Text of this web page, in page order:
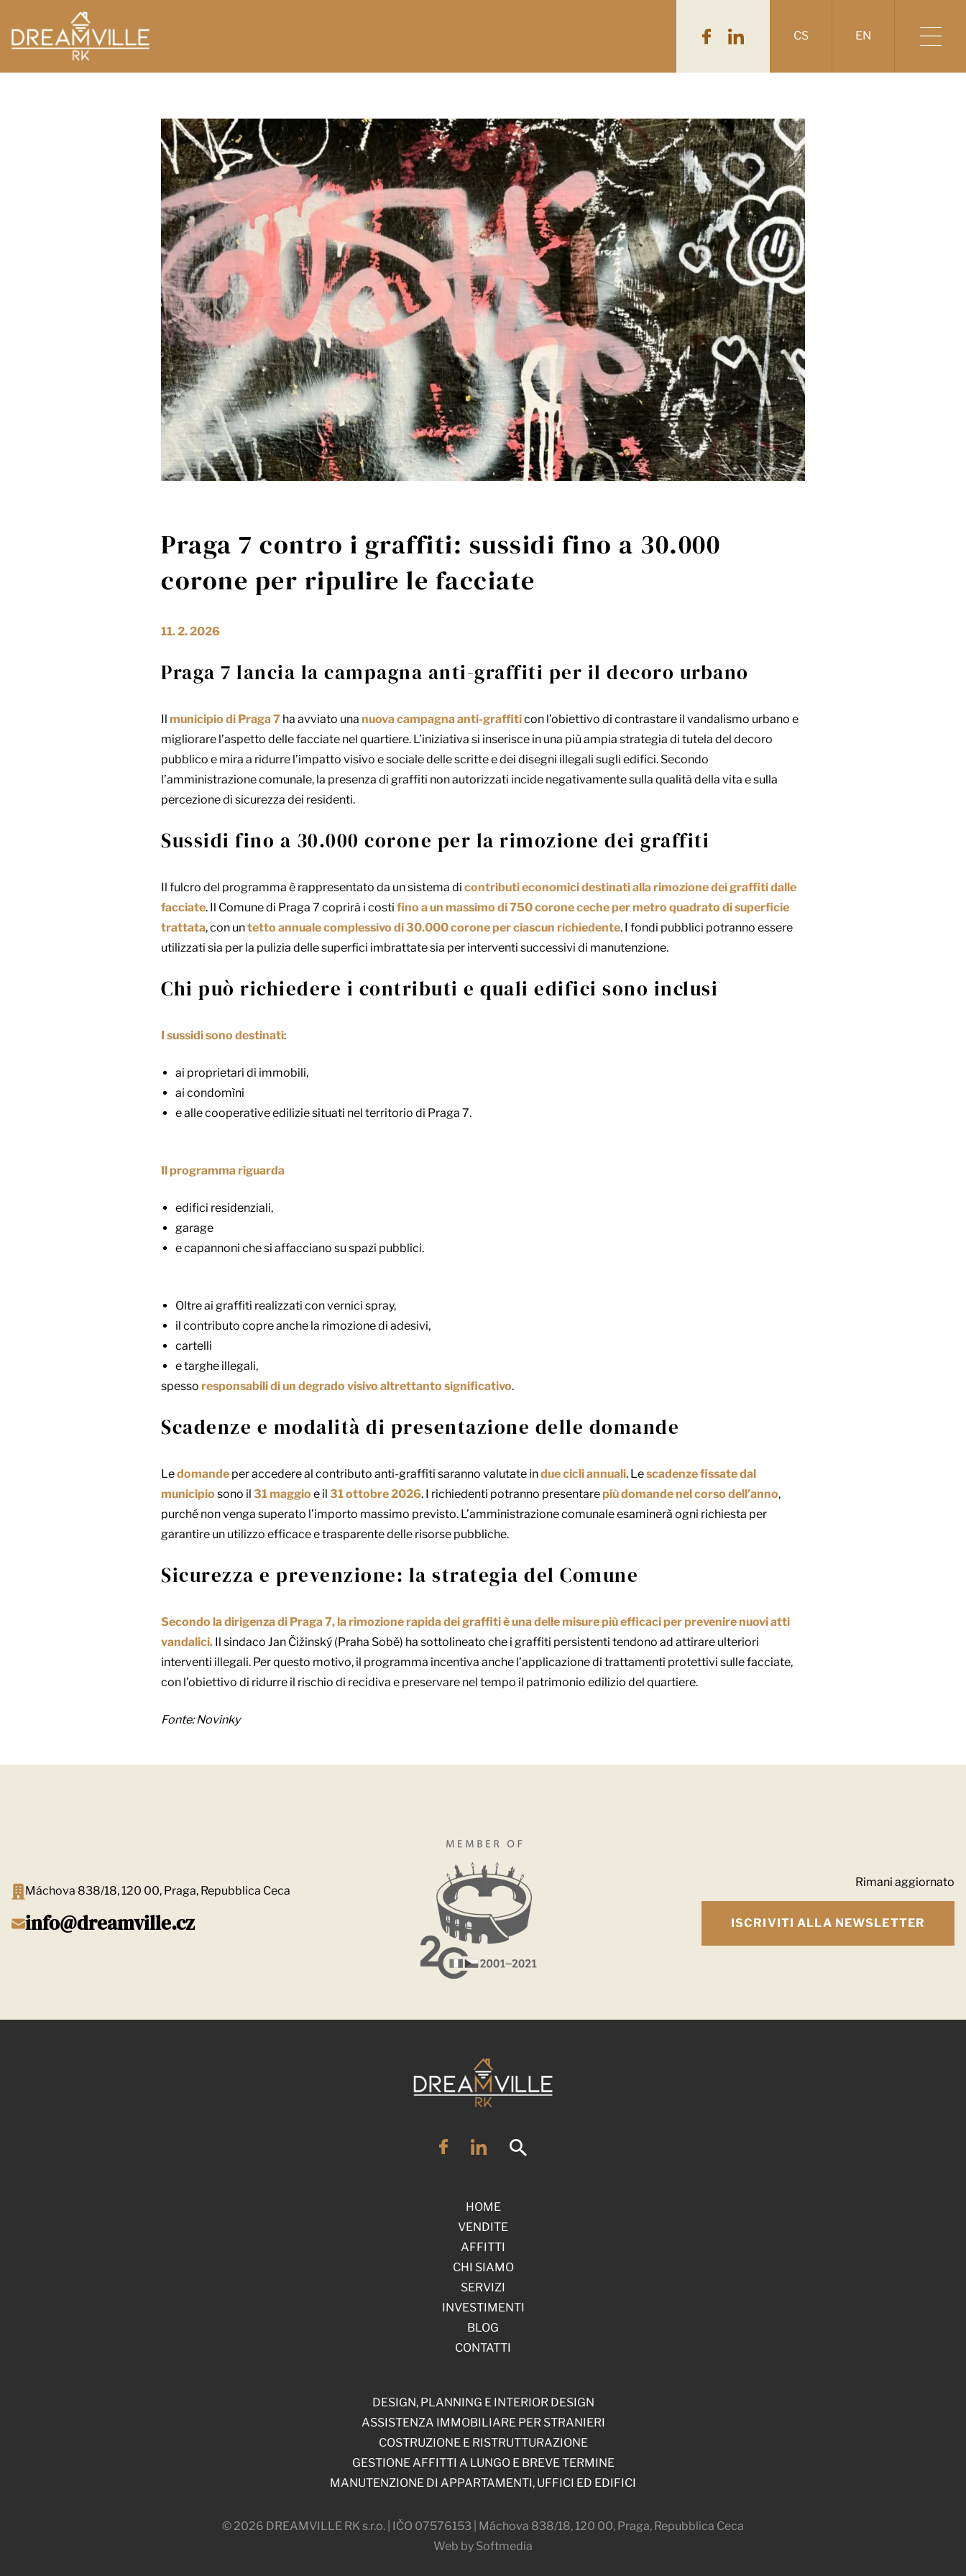
CS EN
Praga 7 contro i graffiti: sussidi fino a 30.000
corone per ripulire le facciate
11. 2. 2026
Praga 7 lancia la campagna anti-graffiti per il decoro urbano
Il municipio di Praga 7 ha avviato una nuova campagna anti-graffiticon l’obiettivo di contrastare il vandalismo urbano e
migliorare l’aspetto delle facciate nel quartiere. L’iniziativa si inserisce in una più ampia strategia di tutela del decoro
pubblico e mira a ridurre l’impatto visivo e sociale delle scritte e dei disegni illegali sugli edifici. Secondo
l’amministrazione comunale, la presenza di graffiti non autorizzati incide negativamente sulla qualità della vita e sulla
percezione di sicurezza dei residenti.
Sussidi fino a 30.000 corone per la rimozione dei graffiti
Il fulcro del programma è rappresentato da un sistema di contributi economici destinati alla rimozione dei graffiti dalle
facciate. Il Comune di Praga 7 coprirà i costi fino a un massimo di 750 corone ceche per metro quadrato di superficie
trattata, con untetto annuale complessivo di 30.000 corone per ciascun richiedente. I fondi pubblici potranno essere
utilizzati sia per la pulizia delle superfici imbrattate sia per interventi successivi di manutenzione.
Chi può richiedere i contributi e quali edifici sono inclusi
I sussidi sono destinati:
ai proprietari di immobili,
ai condomìni
e alle cooperative edilizie situati nel territorio di Praga 7.
Il programma riguarda
edifici residenziali,
garage
e capannoni che si affacciano su spazi pubblici.
Oltre ai graffiti realizzati con vernici spray,
il contributo copre anche la rimozione di adesivi,
cartelli
e targhe illegali,
spesso responsabili di un degrado visivo altrettanto significativo.
Scadenze e modalità di presentazione delle domande
Ledomande per accedere al contributo anti-graffiti saranno valutate indue cicli annuali. Lescadenze fissate dal
municipio sono il 31 maggio e il 31 ottobre 2026. I richiedenti potranno presentare più domande nel corso dell’anno,
purché non venga superato l’importo massimo previsto. L’amministrazione comunale esaminerà ogni richiesta per
garantire un utilizzo efficace e trasparente delle risorse pubbliche.
Sicurezza e prevenzione: la strategia del Comune
Secondo la dirigenza di Praga 7, la rimozione rapida dei graffiti è una delle misure più efficaci per prevenire nuovi atti
vandalici. Il sindaco Jan Čižinský (Praha Sobě) ha sottolineato che i graffiti persistenti tendono ad attirare ulteriori
interventi illegali. Per questo motivo, il programma incentiva anche l’applicazione di trattamenti protettivi sulle facciate,
con l’obiettivo di ridurre il rischio di recidiva e preservare nel tempo il patrimonio edilizio del quartiere.
Fonte:Novinky
Máchova 838/18, 120 00, Praga, Repubblica Ceca
info@dreamville.cz
Rimani aggiornato
ISCRIVITI ALLA NEWSLETTER
HOME
VENDITE
AFFITTI
CHI SIAMO
SERVIZI
INVESTIMENTI
BLOG
CONTATTI
© 2026 DREAMVILLE RK s.r.o. | IČO 07576153 | Máchova 838/18, 120 00, Praga, Repubblica Ceca
Web by Softmedia
DESIGN, PLANNING E INTERIOR DESIGN
ASSISTENZA IMMOBILIARE PER STRANIERI
COSTRUZIONE E RISTRUTTURAZIONE
GESTIONE AFFITTI A LUNGO E BREVE TERMINE
MANUTENZIONE DI APPARTAMENTI, UFFICI ED EDIFICI